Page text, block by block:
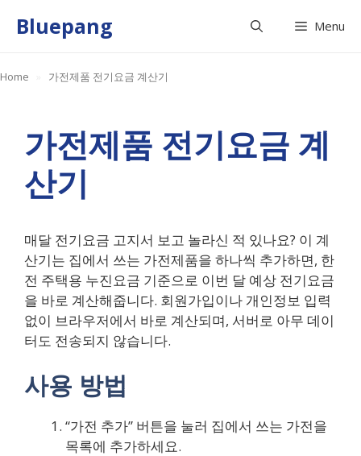
Bluepang Menu
Home 가전제품 전기요금 계산기
가전제품 전기요금 계
산기
매달 전기요금 고지서 보고 놀라신 적 있나요? 이 계
산기는 집에서 쓰는 가전제품을 하나씩 추가하면, 한
전 주택용 누진요금 기준으로 이번 달 예상 전기요금
을 바로 계산해줍니다. 회원가입이나 개인정보 입력
없이 브라우저에서 바로 계산되며, 서버로 아무 데이
터도 전송되지 않습니다.
사용 방법
“가전 추가” 버튼을 눌러 집에서 쓰는 가전을
목록에 추가하세요.